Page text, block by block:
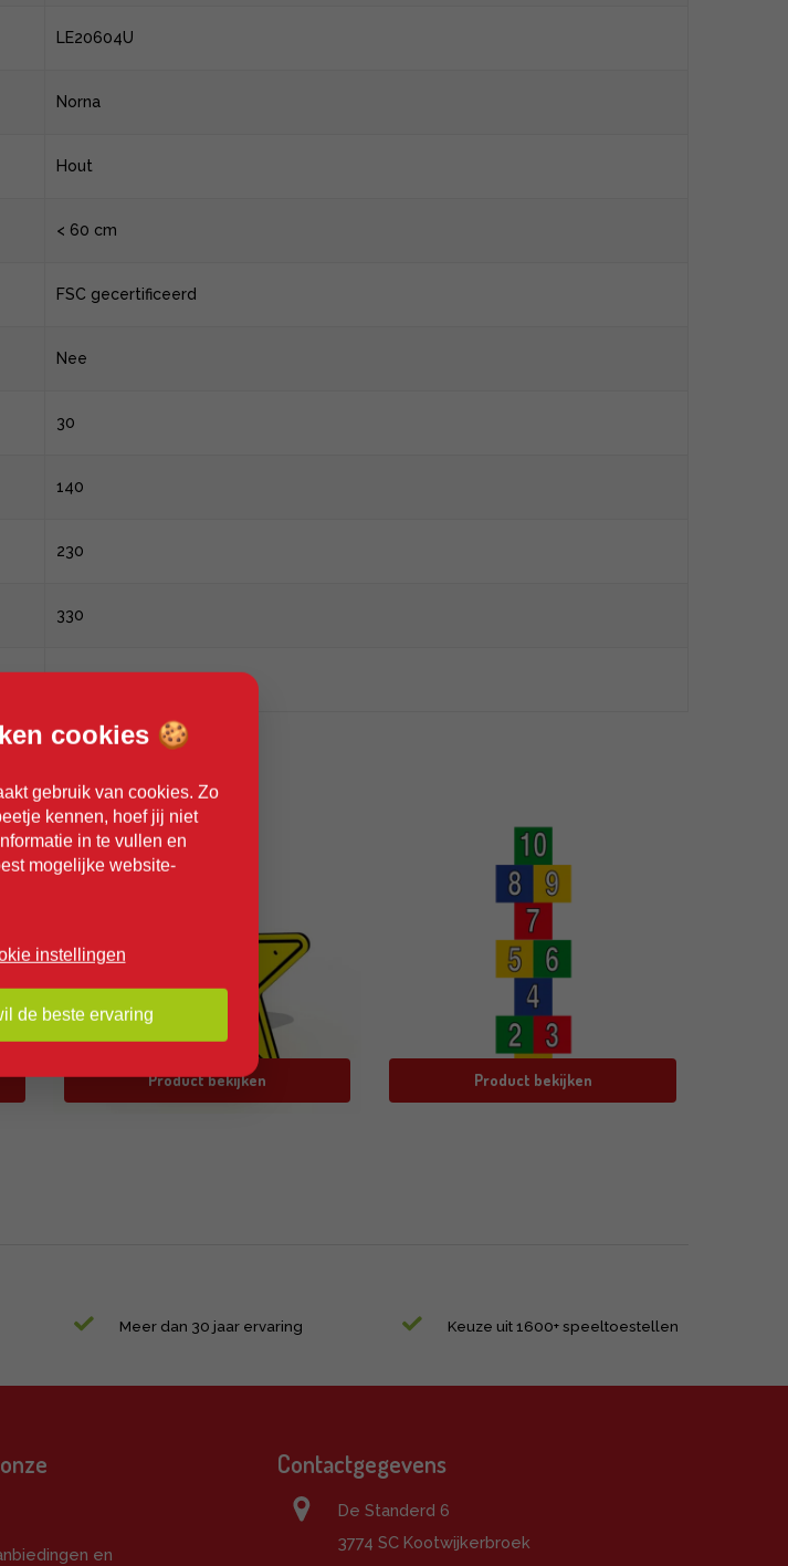
LE20604U
Norna
Hout
< 60 cm
FSC gecertificeerd
Nee
30
140
230
330
Product bekijken Product bekijken
Meer dan 30 jaar ervaring Keuze uit 1600+ speeltoestellen
en
Contactgegevens
De Standerd 6
3774 SC Kootwijkerbroek
cookies 🍪
gebruik van cookies. Zo
kennen, hoef jij niet
in te vullen en
mogelijke website-
instellingen
de beste ervaring